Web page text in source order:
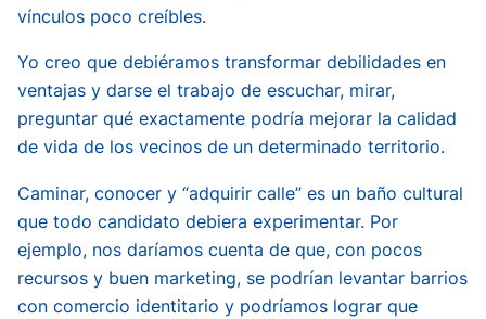
vínculos poco creíbles.
Yo creo que debiéramos transformar debilidades en
ventajas y darse el trabajo de escuchar, mirar,
preguntar qué exactamente podría mejorar la calidad
de vida de los vecinos de un determinado territorio.
Caminar, conocer y “adquirir calle” es un baño cultural
que todo candidato debiera experimentar. Por
ejemplo, nos daríamos cuenta de que, con pocos
recursos y buen marketing, se podrían levantar barrios
con comercio identitario y podríamos lograr que